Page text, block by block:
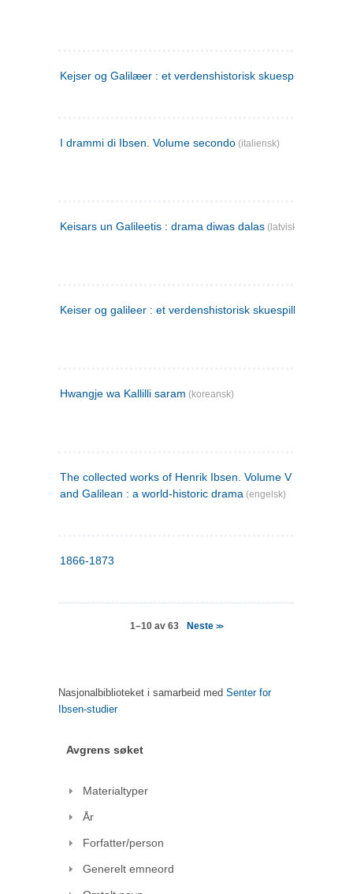
Kejser og Galilæer : et verdenshistorisk skuespil
I drammi di Ibsen. Volume secondo (italiensk)
Keisars un Galileetis : drama diwas dalas (latvisk)
Keiser og galileer : et verdenshistorisk skuespill (1873)
Hwangje wa Kallilli saram (koreansk)
The collected works of Henrik Ibsen. Volume V : Emperor
and Galilean : a world-historic drama (engelsk)
1866-1873
1–10 av 63 Neste>>
Nasjonalbiblioteket i samarbeid med Senter for
Ibsen-studier
Avgrens søket
Materialtyper
År
Forfatter/person
Generelt emneord